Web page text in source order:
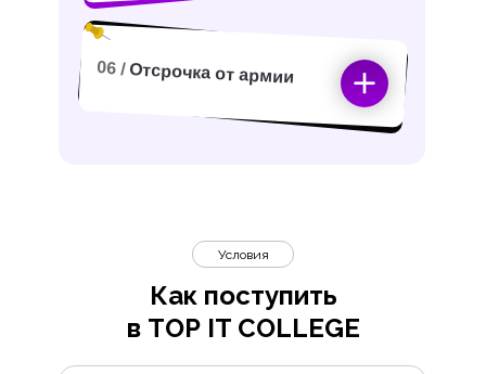
06 / Отсрочка от армии
Как поступить
в TOP IT COLLEGE
Условия